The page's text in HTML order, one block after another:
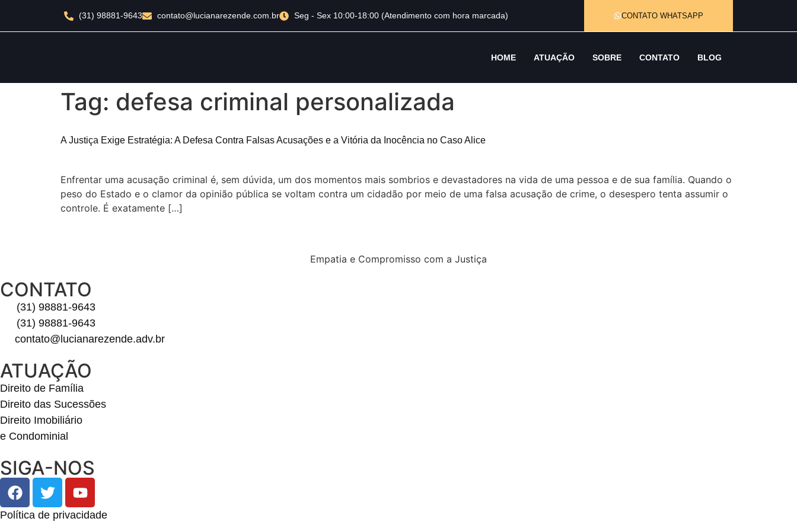
CONTATO WHATSAPP
(31) 98881-9643 contato@lucianarezende.com.br Seg - Sex 10:00-18:00 (Atendimento com hora marcada)
HOME ATUAÇÃO SOBRE CONTATO BLOG
Tag: defesa criminal personalizada
A Justiça Exige Estratégia: A Defesa Contra Falsas Acusações e a Vitória da Inocência no Caso Alice
Enfrentar uma acusação criminal é, sem dúvida, um dos momentos mais sombrios e devastadores na vida de uma pessoa e de sua família. Quando o
peso do Estado e o clamor da opinião pública se voltam contra um cidadão por meio de uma falsa acusação de crime, o desespero tenta assumir o
controle. É exatamente […]
Empatia e Compromisso com a Justiça
CONTATO
(31) 98881-9643
(31) 98881-9643
contato@lucianarezende.adv.br
ATUAÇÃO
Direito de Família
Direito das Sucessões
Direito Imobiliário
e Condominial
SIGA-NOS
Política de privacidade